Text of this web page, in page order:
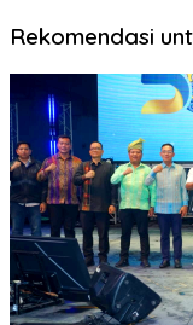
Rekomendasi